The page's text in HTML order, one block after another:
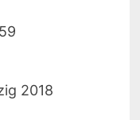
2018